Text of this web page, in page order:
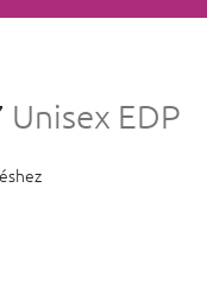
Unisex EDP
csillag.